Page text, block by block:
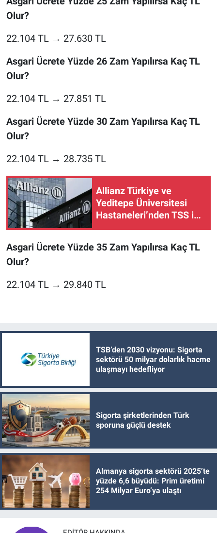
Olur?
22.104 TL → 27.630 TL
Asgari Ücrete Yüzde 26 Zam Yapılırsa Kaç TL
Olur?
22.104 TL → 27.851 TL
Asgari Ücrete Yüzde 30 Zam Yapılırsa Kaç TL
Olur?
22.104 TL → 28.735 TL
Allianz Türkiye ve
Yeditepe Üniversitesi
Hastaneleri’nden TSS iş
birliği
Asgari Ücrete Yüzde 35 Zam Yapılırsa Kaç TL
Olur?
22.104 TL → 29.840 TL
TSB’den 2030 vizyonu: Sigorta
sektörü 50 milyar dolarlık hacme
ulaşmayı hedefliyor
Sigorta şirketlerinden Türk
sporuna güçlü destek
Almanya sigorta sektörü 2025’te
yüzde 6,6 büyüdü: Prim üretimi
254 Milyar Euro’ya ulaştı